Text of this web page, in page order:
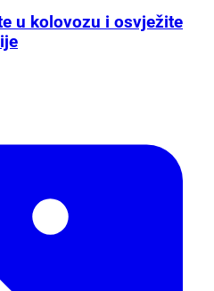
u kolovozu i osvježite